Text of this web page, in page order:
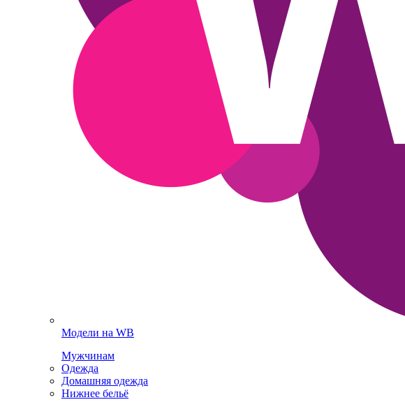
Модели на WB
Мужчинам
Одежда
Домашняя одежда
Нижнее бельё